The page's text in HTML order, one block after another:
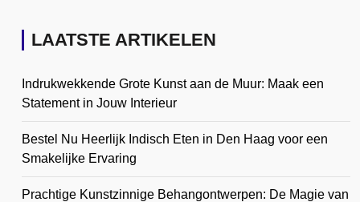
LAATSTE ARTIKELEN
Indrukwekkende Grote Kunst aan de Muur: Maak een
Statement in Jouw Interieur
Bestel Nu Heerlijk Indisch Eten in Den Haag voor een
Smakelijke Ervaring
Prachtige Kunstzinnige Behangontwerpen: De Magie van